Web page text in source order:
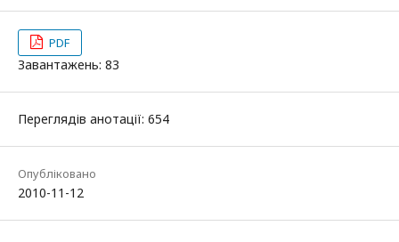
PDF
Завантажень: 83
Переглядів анотації: 654
Опубліковано
2010-11-12